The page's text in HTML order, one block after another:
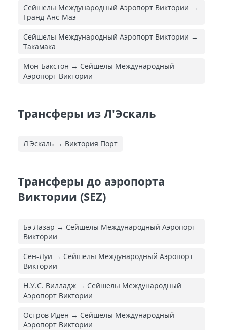
Сейшелы Международный Аэропорт Виктории →
Гранд-Анс-Маэ
Сейшелы Международный Аэропорт Виктории →
Такамака
Мон-Бакстон → Сейшелы Международный
Аэропорт Виктории
Трансферы из Л'Эскаль
Л'Эскаль → Виктория Порт
Трансферы до аэропорта
Виктории (SEZ)
Бэ Лазар → Сейшелы Международный Аэропорт
Виктории
Сен-Луи → Сейшелы Международный Аэропорт
Виктории
Н.У.С. Вилладж → Сейшелы Международный
Аэропорт Виктории
Остров Иден → Сейшелы Международный
Аэропорт Виктории